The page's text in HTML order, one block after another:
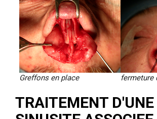
Greffons en place fermeture
TRAITEMENT D'UNE